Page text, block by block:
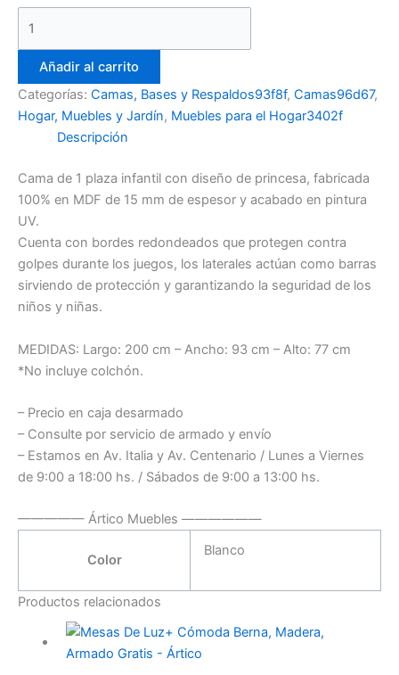
Añadir al carrito
Categorías: Camas, Bases y Respaldos93f8f, Camas96d67,
Hogar, Muebles y Jardín, Muebles para el Hogar3402f
Descripción
Cama de 1 plaza infantil con diseño de princesa, fabricada
100% en MDF de 15 mm de espesor y acabado en pintura
UV.
Cuenta con bordes redondeados que protegen contra
golpes durante los juegos, los laterales actúan como barras
sirviendo de protección y garantizando la seguridad de los
niños y niñas.
MEDIDAS: Largo: 200 cm – Ancho: 93 cm – Alto: 77 cm
*No incluye colchón.
– Precio en caja desarmado
– Consulte por servicio de armado y envío
– Estamos en Av. Italia y Av. Centenario / Lunes a Viernes
de 9:00 a 18:00 hs. / Sábados de 9:00 a 13:00 hs.
————— Ártico Muebles ——————
Color
Blanco
Productos relacionados